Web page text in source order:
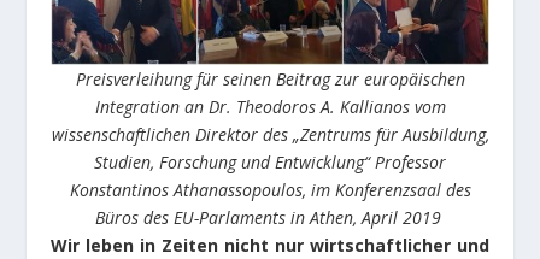
Preisverleihung für seinen Beitrag zur europäischen
Integration an Dr. Theodoros A. Kallianos vom
wissenschaftlichen Direktor des „Zentrums für Ausbildung,
Studien, Forschung und Entwicklung“ Professor
Konstantinos Athanassopoulos, im Konferenzsaal des
Büros des EU-Parlaments in Athen, April 2019
Wir leben in Zeiten nicht nur wirtschaftlicher und